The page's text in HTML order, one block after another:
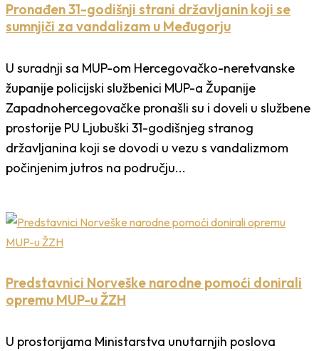
Pronađen 31-godišnji strani državljanin koji se
sumnjiči za vandalizam u Međugorju
U suradnji sa MUP-om Hercegovačko-neretvanske
županije policijski službenici MUP-a Županije
Zapadnohercegovačke pronašli su i doveli u službene
prostorije PU Ljubuški 31-godišnjeg stranog
državljanina koji se dovodi u vezu s vandalizmom
počinjenim jutros na području...
Predstavnici Norveške narodne pomoći donirali
opremu MUP-u ŽZH
U prostorijama Ministarstva unutarnjih poslova